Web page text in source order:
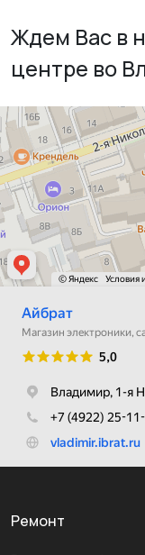
Ждем Вас в
центре во
Ремонт